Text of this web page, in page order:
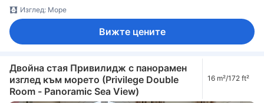
Изглед: Море
Вижте цените
Двойна стая Привилидж с панорамен
изглед към морето (Privilege Double
Room - Panoramic Sea View)
16 m²/172 ft²